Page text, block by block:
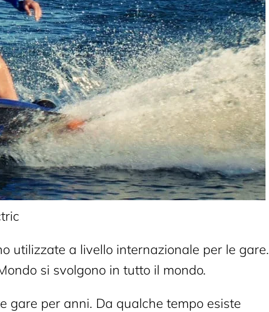
utilizzate a livello internazionale per le gare.
si svolgono in tutto il mondo.
gare per anni. Da qualche tempo esiste